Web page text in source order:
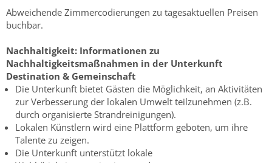
Abweichende Zimmercodierungen zu tagesaktuellen Preisen
buchbar.
Nachhaltigkeit: Informationen zu
Nachhaltigkeitsmaßnahmen in der Unterkunft
Destination & Gemeinschaft
Die Unterkunft bietet Gästen die Möglichkeit, an Aktivitäten
zur Verbesserung der lokalen Umwelt teilzunehmen (z.B.
durch organisierte Strandreinigungen).
Lokalen Künstlern wird eine Plattform geboten, um ihre
Talente zu zeigen.
Die Unterkunft unterstützt lokale